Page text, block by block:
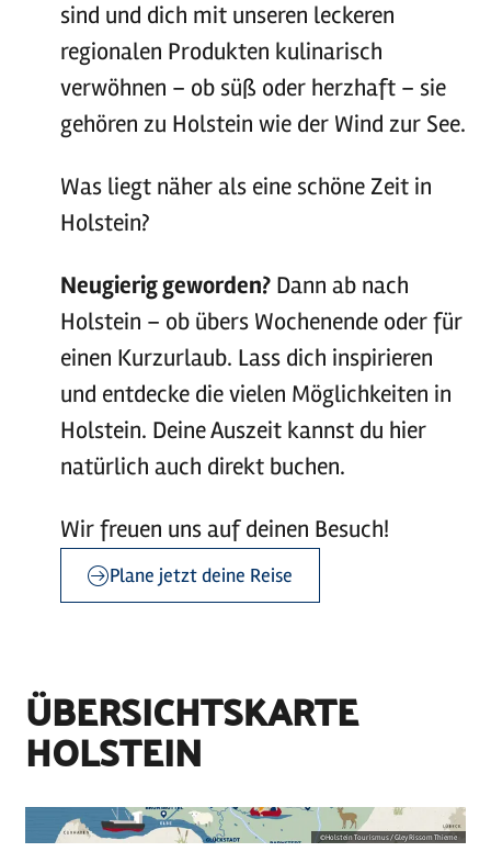
sind und dich mit unseren leckeren
regionalen Produkten kulinarisch
verwöhnen – ob süß oder herzhaft – sie
gehören zu Holstein wie der Wind zur See.
Was liegt näher als eine schöne Zeit in
Holstein?
Neugierig geworden?Dann ab nach
Holstein – ob übers Wochenende oder für
einen Kurzurlaub. Lass dich inspirieren
und entdecke die vielen Möglichkeiten in
Holstein. Deine Auszeit kannst du hier
natürlich auch direkt buchen.
Wir freuen uns auf deinen Besuch!
Plane jetzt deine Reise
ÜBERSICHTSKARTE
HOLSTEIN
©Holstein Tourismus / Gley Rissom Thieme